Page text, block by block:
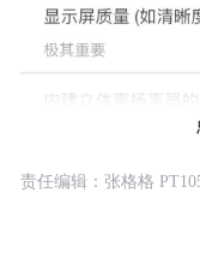
责任编辑：张格格